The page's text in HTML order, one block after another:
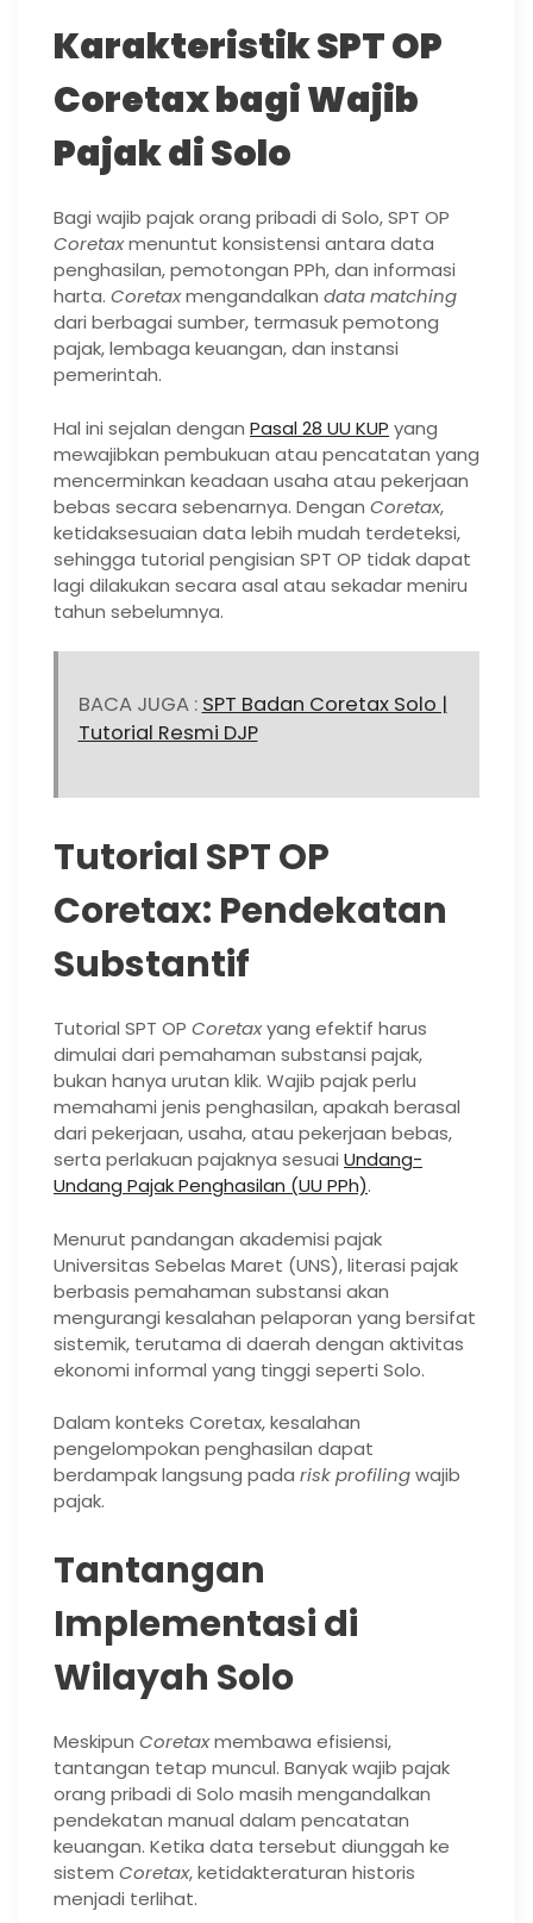
Karakteristik SPT OP
Coretax bagi Wajib
Pajak di Solo
Bagi wajib pajak orang pribadi di Solo, SPT OP
Coretaxmenuntut konsistensi antara data
penghasilan, pemotongan PPh, dan informasi
harta. Coretaxmengandalkan data matching
dari berbagai sumber, termasuk pemotong
pajak, lembaga keuangan, dan instansi
pemerintah.
Hal ini sejalan dengan Pasal 28 UU KUP yang
mewajibkan pembukuan atau pencatatan yang
mencerminkan keadaan usaha atau pekerjaan
bebas secara sebenarnya. Dengan Coretax,
ketidaksesuaian data lebih mudah terdeteksi,
sehingga tutorial pengisian SPT OP tidak dapat
lagi dilakukan secara asal atau sekadar meniru
tahun sebelumnya.
BACA JUGA : SPT Badan Coretax Solo |
Tutorial Resmi DJP
Tutorial SPT OP
Coretax: Pendekatan
Substantif
Tutorial SPT OP Coretaxyang efektif harus
dimulai dari pemahaman substansi pajak,
bukan hanya urutan klik. Wajib pajak perlu
memahami jenis penghasilan, apakah berasal
dari pekerjaan, usaha, atau pekerjaan bebas,
serta perlakuan pajaknya sesuai Undang-
Undang Pajak Penghasilan (UU PPh).
Menurut pandangan akademisi pajak
Universitas Sebelas Maret (UNS), literasi pajak
berbasis pemahaman substansi akan
mengurangi kesalahan pelaporan yang bersifat
sistemik, terutama di daerah dengan aktivitas
ekonomi informal yang tinggi seperti Solo.
Dalam konteks Coretax, kesalahan
pengelompokan penghasilan dapat
berdampak langsung pada risk profilingwajib
pajak.
Tantangan
Implementasi di
Wilayah Solo
Meskipun Coretaxmembawa efisiensi,
tantangan tetap muncul. Banyak wajib pajak
orang pribadi di Solo masih mengandalkan
pendekatan manual dalam pencatatan
keuangan. Ketika data tersebut diunggah ke
sistem Coretax, ketidakteraturan historis
menjadi terlihat.